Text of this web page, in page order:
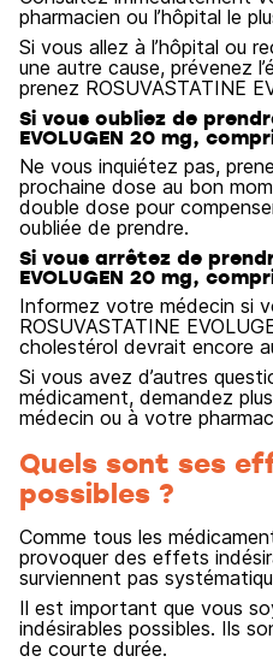
pharmacien ou l’hôpital le
Si vous allez à l’hôpital ou
une autre cause, prévenez
prenez ROSUVASTATINE
Si vous oubliez de
EVOLUGEN 20 mg,
Ne vous inquiétez pas,
prochaine dose au bon
double dose pour
oubliée de prendre.
Si vous arrêtez de
EVOLUGEN 20 mg,
Informez votre médecin si
ROSUVASTATINE
cholestérol devrait encore
Si vous avez d’autres
médicament, demandez
médecin ou à votre
Quels sont ses
possibles ?
Comme tous les
provoquer des effets
surviennent pas
Il est important que vous
indésirables possibles. Ils
de courte durée.